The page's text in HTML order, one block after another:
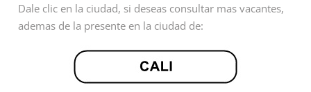
Dale clic en la ciudad, si deseas consultar mas vacantes,
ademas de la presente en la ciudad de: